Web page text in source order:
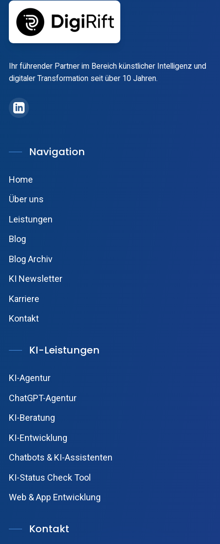
Ihr führender Partner im Bereich künstlicher Intelligenz und
digitaler Transformation seit über 10 Jahren.
DigiRift auf LinkedIn
Navigation
Home
Über uns
Leistungen
Blog
Blog Archiv
KI Newsletter
Karriere
Kontakt
KI-Leistungen
KI-Agentur
ChatGPT-Agentur
KI-Beratung
KI-Entwicklung
Chatbots & KI-Assistenten
KI-Status Check Tool
Web & App Entwicklung
Kontakt